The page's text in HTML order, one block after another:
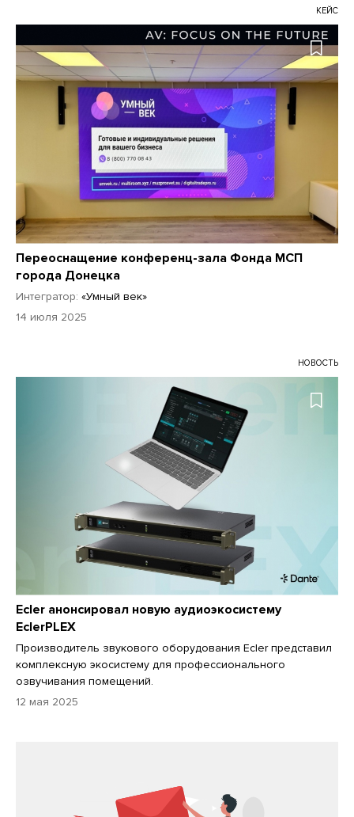
КЕЙС
Переоснащение конференц-зала Фонда МСП
города Донецка
Интегратор: «Умный век»
14 июля 2025
НОВОСТЬ
Ecler анонсировал новую аудиоэкосистему
EclerPLEX
Производитель звукового оборудования Ecler представил
комплексную экосистему для профессионального
озвучивания помещений.
12 мая 2025